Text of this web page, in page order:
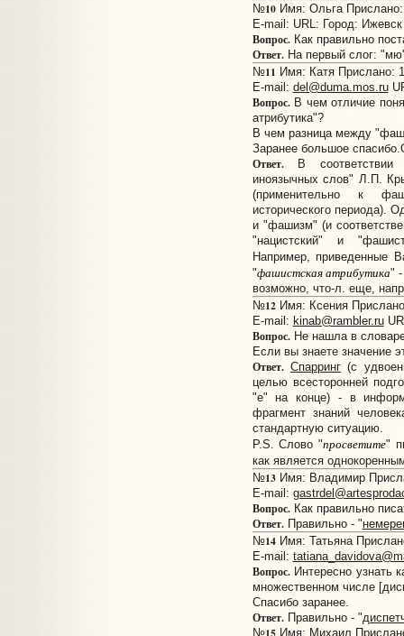
№10Имя: Ольга Прислано:
E-mail: URL: Город: Ижевск
Вопрос.Как правильно
Ответ.На первый слог:
№11 Имя: Катя Прислано:
E-mail: del@duma.mos.ru
Вопрос.В чем отличие
атрибутика"?
В чем разница между
Заранее большое
Ответ.В соответствии
иноязычных слов" Л.П.
(применительно к
исторического периода).
и "фашизм" (и
"нацистский" и
Например, приведенные
"фашистская атрибутика"
возможно, что-л. еще,
№12Имя: Ксения
E-mail: kinab@rambler.ru
Вопрос.Не нашла в
Если вы знаете значение
Ответ. Спарринг (с
целью всесторонней
"е" на конце) - в
фрагмент знаний
стандартную ситуацию.
P.S. Слово "просветите"
как является
№13Имя: Владимир
E-mail:
Вопрос.Как правильно
Ответ.Правильно - "
№14Имя: Татьяна
E-mail:
Вопрос.Интересно узнать
множественном числе
Спасибо заранее.
Ответ.Правильно - "
№
Имя: Михаил